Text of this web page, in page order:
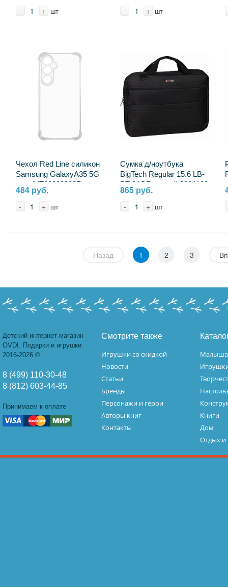
- + шт - + шт
Чехол Red Line силикон
Samsung GalaxyA35 5G
проз(УТ000038225)
2146525
484 руб.
- + шт
Сумка д/ноутбука
BigTech Regular 15.6 LB-
BT-04GR, серый 2094190
865 руб.
- + шт
Назад 1 2 3
Детский интернет-магазин
OVDI. Подарки и игрушки.
2016-2026 ©
8 (499) 110-30-48
8 (812) 603-44-85
Принимаем к оплате
Смотрите также
Игрушки со скидкой
Новости
Статьи
Бренды
Персонажи и герои
Авторы книг
Контакты
Книги
Дом
Отдых и